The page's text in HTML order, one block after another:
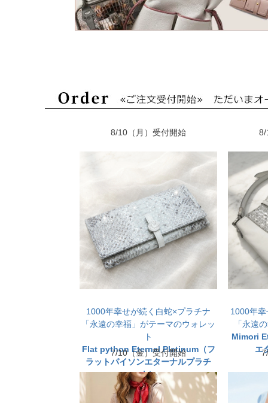
8/10（月）受付開始
1000年幸せが続く白蛇×プラチナ
「永遠の幸福」がテーマのウォレッ
ト
Flat python Eternal Platinum（フ
ラットパイソンエターナルプラチ
ナ）
8/
1000年
「永遠
Mimori
エ
7/10（金）受付開始